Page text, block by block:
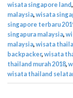
wisata singapore land,
malaysia,wisata
singapore terbaru
singapura malaysia,
malaysia,wisata
backpacker,wisata
thailand murah 2018,
wisata thailand